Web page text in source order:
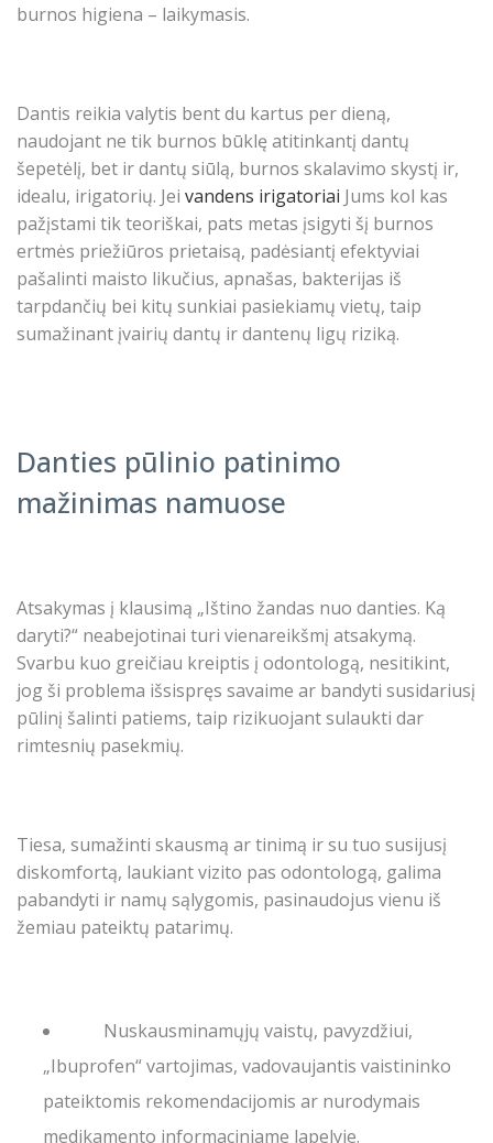
burnos higiena – laikymasis.
Dantis reikia valytis bent du kartus per dieną,
naudojant ne tik burnos būklę atitinkantį dantų
šepetėlį, bet ir dantų siūlą, burnos skalavimo skystį ir,
idealu, irigatorių. Jei vandens irigatoriai Jums kol kas
pažįstami tik teoriškai, pats metas įsigyti šį burnos
ertmės priežiūros prietaisą, padėsiantį efektyviai
pašalinti maisto likučius, apnašas, bakterijas iš
tarpdančių bei kitų sunkiai pasiekiamų vietų, taip
sumažinant įvairių dantų ir dantenų ligų riziką.
Danties pūlinio patinimo
mažinimas namuose
Atsakymas į klausimą „Ištino žandas nuo danties. Ką
daryti?“ neabejotinai turi vienareikšmį atsakymą.
Svarbu kuo greičiau kreiptis į odontologą, nesitikint,
jog ši problema išsispręs savaime ar bandyti susidariusį
pūlinį šalinti patiems, taip rizikuojant sulaukti dar
rimtesnių pasekmių.
Tiesa, sumažinti skausmą ar tinimą ir su tuo susijusį
diskomfortą, laukiant vizito pas odontologą, galima
pabandyti ir namų sąlygomis, pasinaudojus vienu iš
žemiau pateiktų patarimų.
Nuskausminamųjų vaistų, pavyzdžiui,
„Ibuprofen“ vartojimas, vadovaujantis vaistininko
pateiktomis rekomendacijomis ar nurodymais
medikamento informaciniame lapelyje.